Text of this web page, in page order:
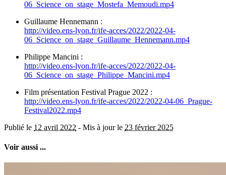
06_Science_on_stage_Mostefa_Memoudi.mp4
Guillaume Hennemann :
http://video.ens-lyon.fr/ife-acces/2022/2022-04-
06_Science_on_stage_Guillaume_Hennemann.mp4
Philippe Mancini :
http://video.ens-lyon.fr/ife-acces/2022/2022-04-
06_Science_on_stage_Philippe_Mancini.mp4
Film présentation Festival Prague 2022 :
http://video.ens-lyon.fr/ife-acces/2022/2022-04-06_Prague-
Festival2022.mp4
Publié le 12 avril 2022 - Mis à jour le 23 février 2025
Voir aussi ...